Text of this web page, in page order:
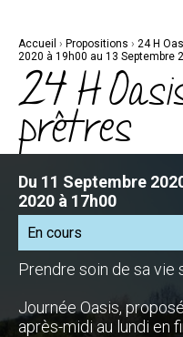
navigation
Accueil › Propositions › 24 H
2020 à 19h00 au 13 Septembre
24 H
prêtres
Du 11 Septembre
2020 à 17h00
En cours
Prendre soin de sa vie
Journée Oasis,
après-midi au lundi en